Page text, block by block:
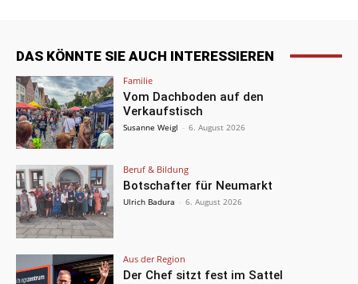
DAS KÖNNTE SIE AUCH INTERESSIEREN
Familie
Vom Dachboden auf den
Verkaufstisch
Susanne Weigl - 6. August 2026
Beruf & Bildung
Botschafter für Neumarkt
Ulrich Badura - 6. August 2026
Aus der Region
Der Chef sitzt fest im Sattel